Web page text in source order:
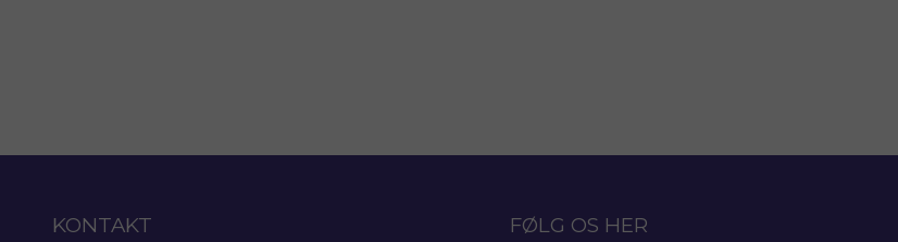
KONTAKT FØLG OS HER